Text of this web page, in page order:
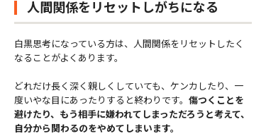
人間関係をリセットしがちになる
白黒思考になっている方は、人間関係をリセットしたく
なることがよくあります。
どれだけ長く深く親しくしていても、ケンカしたり、一
度いやな目にあったりすると終わりです。 傷つくことを
避けたり、もう相手に嫌われてしまっただろうと考えて、
自分から関わるのをやめてしまいます。